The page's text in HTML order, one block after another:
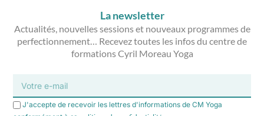
La newsletter
Actualités, nouvelles sessions et nouveaux programmes de
perfectionnement… Recevez toutes les infos du centre de
formations Cyril Moreau Yoga
J'accepte de recevoir les lettres d'informations de CM Yoga